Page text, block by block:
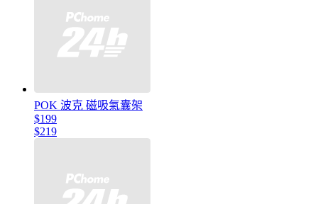
POK 波克 磁吸氣囊架
$199
$219